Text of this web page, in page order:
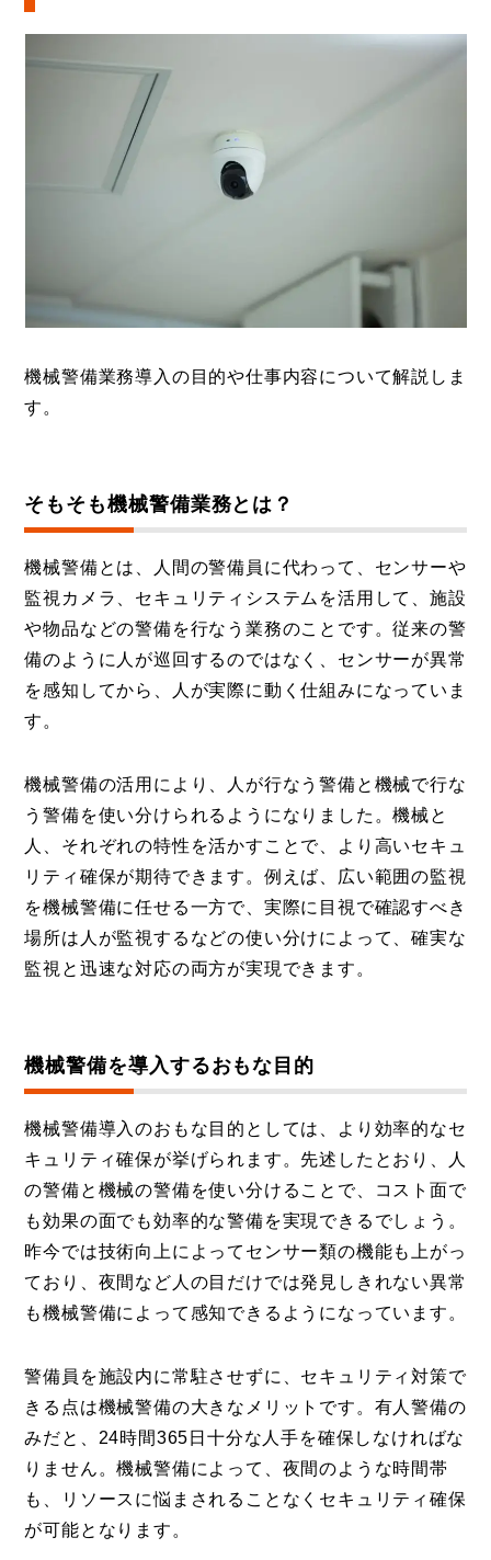
機械警備業務導入の目的や仕事内容について解説しま
す。
そもそも機械警備業務とは？
機械警備とは、人間の警備員に代わって、センサーや
監視カメラ、セキュリティシステムを活用して、施設
や物品などの警備を行なう業務のことです。従来の警
備のように人が巡回するのではなく、センサーが異常
を感知してから、人が実際に動く仕組みになっていま
す。
機械警備の活用により、人が行なう警備と機械で行な
う警備を使い分けられるようになりました。機械と
人、それぞれの特性を活かすことで、より高いセキュ
リティ確保が期待できます。例えば、広い範囲の監視
を機械警備に任せる一方で、実際に目視で確認すべき
場所は人が監視するなどの使い分けによって、確実な
監視と迅速な対応の両方が実現できます。
機械警備を導入するおもな目的
機械警備導入のおもな目的としては、より効率的なセ
キュリティ確保が挙げられます。先述したとおり、人
の警備と機械の警備を使い分けることで、コスト面で
も効果の面でも効率的な警備を実現できるでしょう。
昨今では技術向上によってセンサー類の機能も上がっ
ており、夜間など人の目だけでは発見しきれない異常
も機械警備によって感知できるようになっています。
警備員を施設内に常駐させずに、セキュリティ対策で
きる点は機械警備の大きなメリットです。有人警備の
みだと、24時間365日十分な人手を確保しなければな
りません。機械警備によって、夜間のような時間帯
も、リソースに悩まされることなくセキュリティ確保
が可能となります。